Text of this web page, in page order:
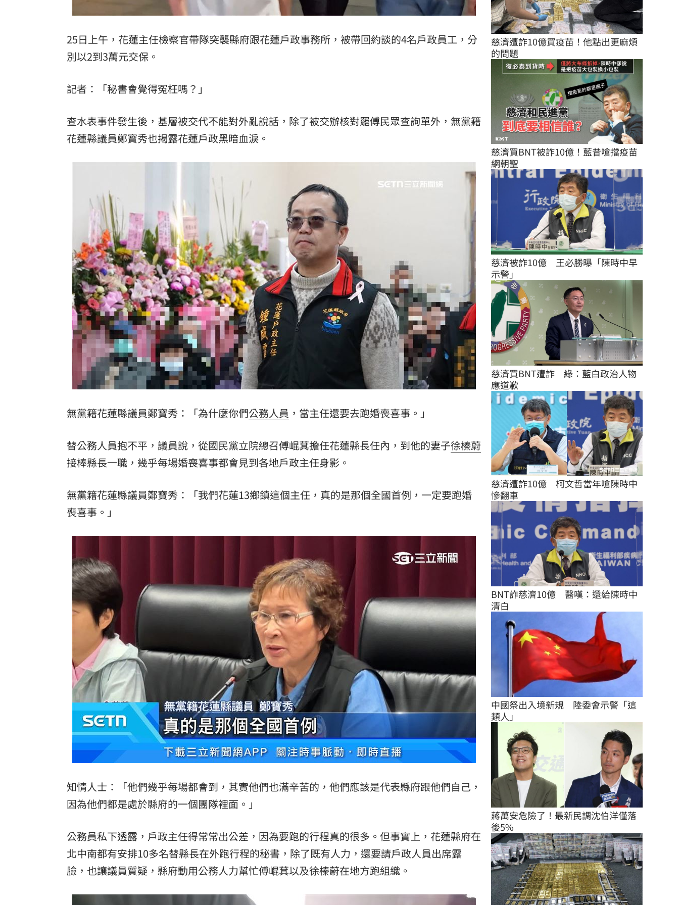
25日上午，花蓮主任檢察官帶隊突襲縣府跟花蓮戶政事務所，被帶回約談的4名戶政員工，分
別以2到3萬元交保。
記者：「秘書會覺得冤枉嗎？」
查水表事件發生後，基層被交代不能對外亂說話，除了被交辦核對罷傅民眾查詢單外，無黨籍
花蓮縣議員鄭寶秀也揭露花蓮戶政黑暗血淚。
無黨籍花蓮縣議員鄭寶秀：「為什麼你們公務人員 ，當主任還要去跑婚喪喜事。」
替公務人員抱不平，議員說，從國民黨立院總召傅崐萁擔任花蓮縣長任內，到他的妻子徐榛蔚
接棒縣長一職，幾乎每場婚喪喜事都會見到各地戶政主任身影。
無黨籍花蓮縣議員鄭寶秀：「我們花蓮13鄉鎮這個主任，真的是那個全國首例，一定要跑婚
喪喜事。」
知情人士：「他們幾乎每場都會到，其實他們也滿辛苦的，他們應該是代表縣府跟他們自己，
因為他們都是處於縣府的一個團隊裡面。」
公務員私下透露，戶政主任得常常出公差，因為要跑的行程真的很多。但事實上，花蓮縣府在
北中南都有安排10多名替縣長在外跑行程的秘書，除了既有人力，還要請戶政人員出席露
臉，也讓議員質疑，縣府動用公務人力幫忙傅崐萁以及徐榛蔚在地方跑組織。
慈濟遭詐10億買疫苗！他點出更麻煩
的問題
慈濟買BNT被詐10億！藍昔嗆擋疫苗
網朝聖
慈濟被詐10億　王必勝曝「陳時中早
示警」
慈濟買BNT遭詐　綠：藍白政治人物
應道歉
慈濟遭詐10億　柯文哲當年嗆陳時中
慘翻車
BNT詐慈濟10億　醫嘆：還給陳時中
清白
中國祭出入境新規　陸委會示警「這
類人」
蔣萬安危險了！最新民調沈伯洋僅落
後5%